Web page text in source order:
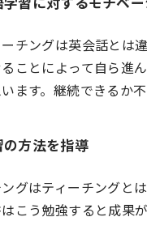
チングは英会話とは
ことによって自ら進
ます。継続できるか
の方法を指導
グはティーチングと
こう勉強すると成果